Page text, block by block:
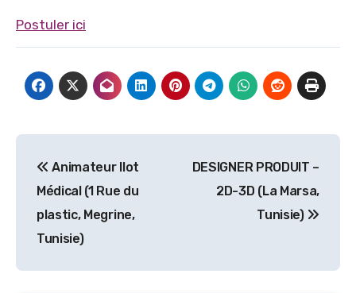
Postuler ici
de
l’article
Animateur Ilot
Médical (1 Rue du
plastic, Megrine,
Tunisie)
DESIGNER PRODUIT –
2D-3D (La Marsa,
Tunisie)